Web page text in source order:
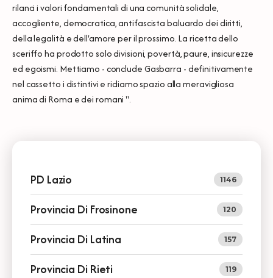
rilanci i valori fondamentali di una comunità solidale,
accogliente, democratica, antifascista baluardo dei diritti,
della legalità e dell'amore per il prossimo. La ricetta dello
sceriffo ha prodotto solo divisioni, povertà, paure, insicurezze
ed egoismi. Mettiamo - conclude Gasbarra - definitivamente
nel cassetto i distintivi e ridiamo spazio alla meravigliosa
anima di Roma e dei romani ".
PD Lazio 1146
Provincia Di Frosinone 120
Provincia Di Latina 157
Provincia Di Rieti 119